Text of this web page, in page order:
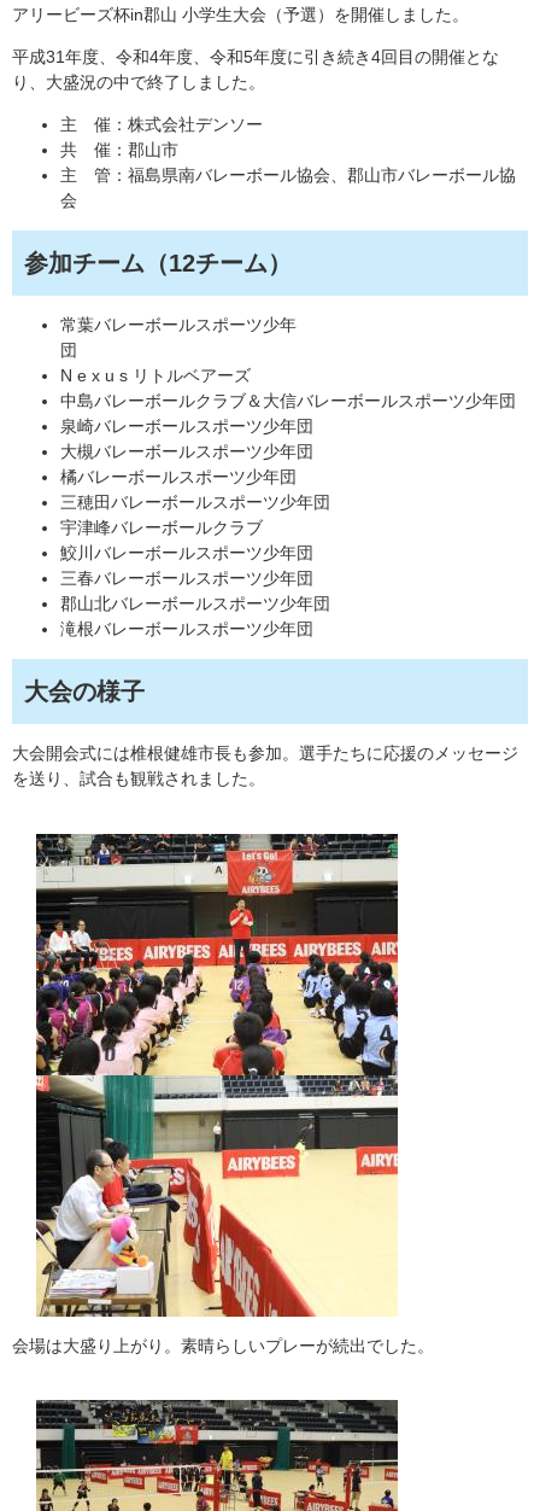
アリービーズ杯in郡山 小学生大会（予選）を開催しました。
平成31年度、令和4年度、令和5年度に引き続き4回目の開催とな
り、大盛況の中で終了しました。
主 催：株式会社デンソー
共 催：郡山市
主 管：福島県南バレーボール協会、郡山市バレーボール協
会
参加チーム（12チーム）
常葉バレーボールスポーツ少年
団
N e x u s リトルベアーズ
中島バレーボールクラブ＆大信バレーボールスポーツ少年団
泉崎バレーボールスポーツ少年団
大槻バレーボールスポーツ少年団
橘バレーボールスポーツ少年団
三穂田バレーボールスポーツ少年団
宇津峰バレーボールクラブ
鮫川バレーボールスポーツ少年団
三春バレーボールスポーツ少年団
郡山北バレーボールスポーツ少年団
滝根バレーボールスポーツ少年団
大会の様子
大会開会式には椎根健雄市長も参加。選手たちに応援のメッセージ
を送り、試合も観戦されました。
会場は大盛り上がり。素晴らしいプレーが続出でした。